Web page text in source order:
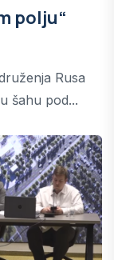
polju“
Rusa
šahu pod...